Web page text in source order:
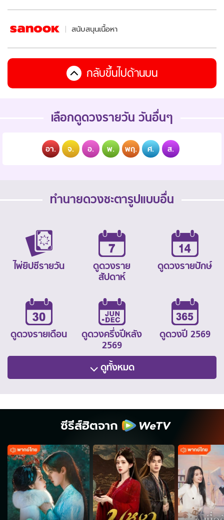
สนับสนุนเนื้อหา
กลับขึ้นไปด้านบน
เลือกดูดวงรายวัน วันอื่นๆ
อา. จ. อ. พ. พฤ. ศ. ส.
ทำนายดวงชะตารูปแบบอื่น
ไพ่ยิปซีรายวัน
ดูดวงราย
สัปดาห์
ดูดวงรายปักษ์
ดูดวงรายเดือน
ดูดวงครึ่งปีหลัง
2569
ดูดวงปี 2569
ดูทั้งหมด
ซีรีส์ฮิตจาก